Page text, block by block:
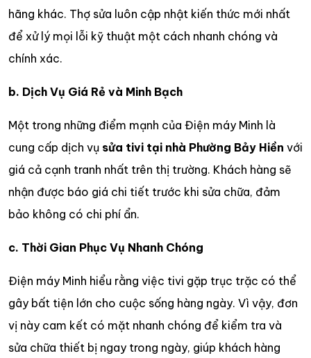
hãng khác. Thợ sửa luôn cập nhật kiến thức mới nhất
để xử lý mọi lỗi kỹ thuật một cách nhanh chóng và
chính xác.
b. Dịch Vụ Giá Rẻ và Minh Bạch
Một trong những điểm mạnh của Điện máy Minh là
cung cấp dịch vụ sửa tivi tại nhà Phường Bảy Hiền với
giá cả cạnh tranh nhất trên thị trường. Khách hàng sẽ
nhận được báo giá chi tiết trước khi sửa chữa, đảm
bảo không có chi phí ẩn.
c. Thời Gian Phục Vụ Nhanh Chóng
Điện máy Minh hiểu rằng việc tivi gặp trục trặc có thể
gây bất tiện lớn cho cuộc sống hàng ngày. Vì vậy, đơn
vị này cam kết có mặt nhanh chóng để kiểm tra và
sửa chữa thiết bị ngay trong ngày, giúp khách hàng